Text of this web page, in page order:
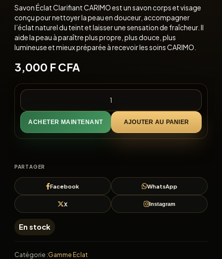
3,000 F CFA
Savon Éclat Clarifiant CARIMO est un savon corps et visage
conçu pour nettoyer la peau en douceur, accompagner
l’éclat naturel du teint et laisser une sensation de fraîcheur. Il
aide la peau à paraître plus propre, plus douce, plus
lumineuse et mieux préparée à recevoir les soins CARIMO.
AJOUTER AU PANIER
ACHETER MAINTENANT
PARTAGER
Facebook WhatsApp
X Instagram
En stock
Catégorie :Gamme Eclat